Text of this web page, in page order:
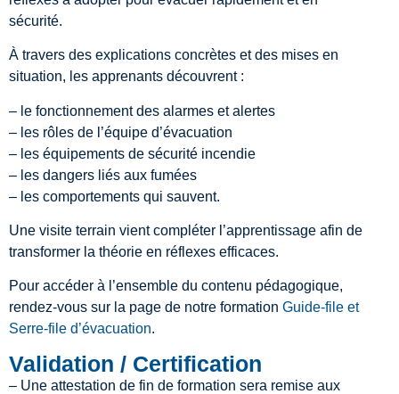
sécurité.
À travers des explications concrètes et des mises en
situation, les apprenants découvrent :
– le fonctionnement des alarmes et alertes
– les rôles de l’équipe d’évacuation
– les équipements de sécurité incendie
– les dangers liés aux fumées
– les comportements qui sauvent.
Une visite terrain vient compléter l’apprentissage afin de
transformer la théorie en réflexes efficaces.
Pour accéder à l’ensemble du contenu pédagogique,
rendez-vous sur la page de notre formation Guide-file et
Serre-file d’évacuation.
Validation / Certification
– Une attestation de fin de formation sera remise aux